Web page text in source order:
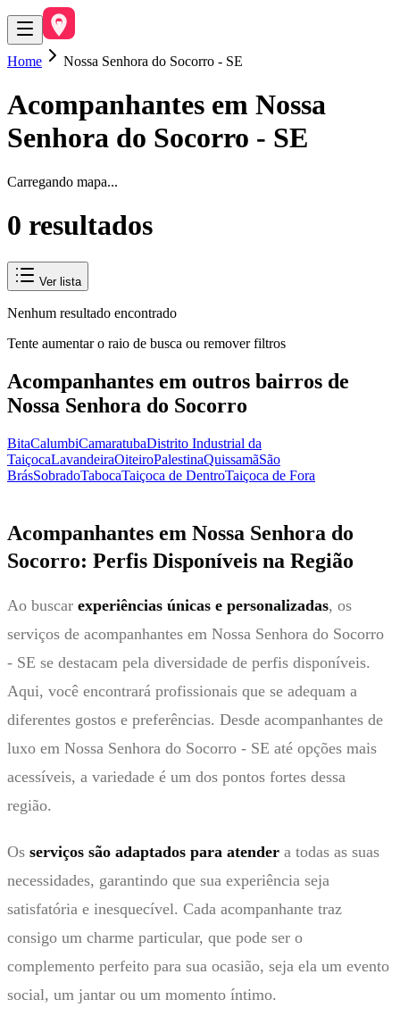
Home Nossa Senhora do Socorro - SE
Acompanhantes em Nossa
Senhora do Socorro - SE
Carregando mapa...
0 resultados
Ver lista
Nenhum resultado encontrado
Tente aumentar o raio de busca ou remover filtros
Acompanhantes em outros bairros de
Nossa Senhora do Socorro
BitaCalumbiCamaratubaDistrito Industrial da
TaiçocaLavandeiraOiteiroPalestinaQuissamãSão
BrásSobradoTabocaTaiçoca de DentroTaiçoca de Fora
Acompanhantes em Nossa Senhora do
Socorro: Perfis Disponíveis na Região
Ao buscar experiências únicas e personalizadas, os
serviços de acompanhantes em Nossa Senhora do Socorro
- SE se destacam pela diversidade de perfis disponíveis.
Aqui, você encontrará profissionais que se adequam a
diferentes gostos e preferências. Desde acompanhantes de
luxo em Nossa Senhora do Socorro - SE até opções mais
acessíveis, a variedade é um dos pontos fortes dessa
região.
Os serviços são adaptados para atender a todas as suas
necessidades, garantindo que sua experiência seja
satisfatória e inesquecível. Cada acompanhante traz
consigo um charme particular, que pode ser o
complemento perfeito para sua ocasião, seja ela um evento
social, um jantar ou um momento íntimo.